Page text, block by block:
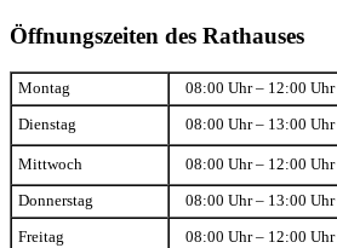
Öffnungszeiten des Rathauses
Montag 08:00 Uhr – 12:00 Uhr
Dienstag 08:00 Uhr – 13:00 Uhr
Mittwoch 08:00 Uhr – 12:00 Uhr
Donnerstag 08:00 Uhr – 13:00 Uhr
Freitag 08:00 Uhr – 12:00 Uhr